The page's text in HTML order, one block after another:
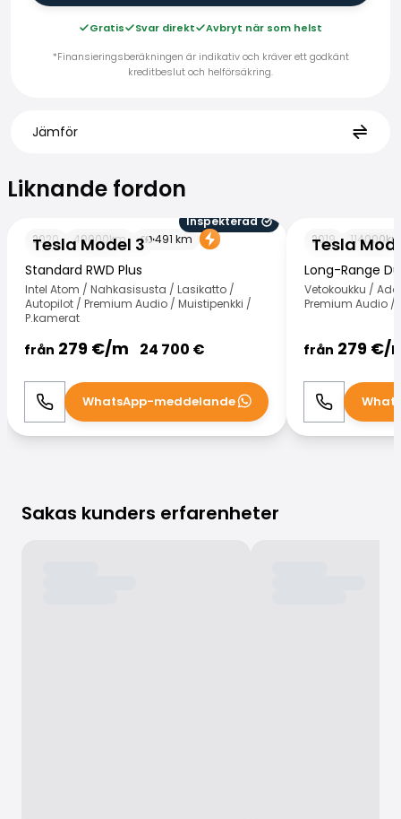
Gratis Svar direkt
Avbryt när som helst
*Finansieringsberäkningen är indikativ och kräver ett godkänt
kreditbeslut och helförsäkring.
Jämför
Liknande fordon
Tesla Model 3
Inspekterad
2020
49000km 491 km
Standard RWD Plus
Intel Atom / Nahkasisusta / Lasikatto /
Autopilot / Premium Audio / Muistipenkki /
P.kamerat
från 279 €/m 24 700 €
Ring WhatsApp
WhatsApp-meddelande
Tesla
2019 114000
Long-Range
Vetokoukku /
Premium Audio /
från 279 €/
Ring
Sakas kunders erfarenheter